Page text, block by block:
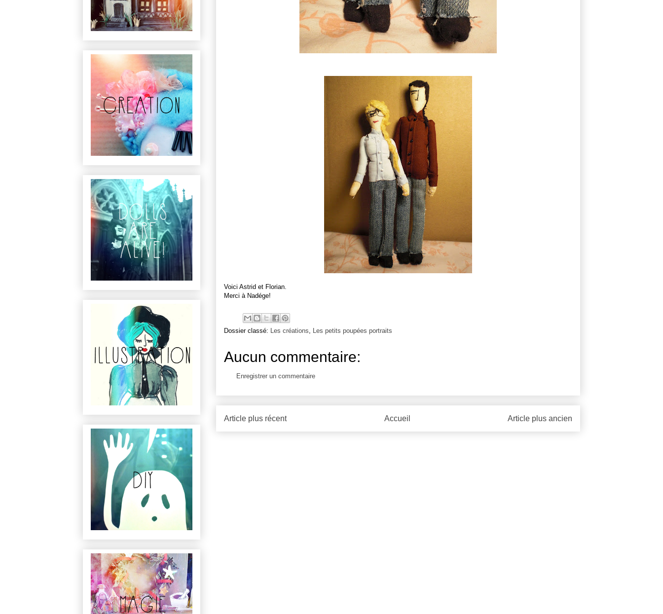
Voici Astrid et Florian.
Merci à Nadége!
Dossier classé: Les créations Les petits poupées portraits
Aucun commentaire:
Enregistrer un commentaire
Article plus récent Article plus ancien
Accueil